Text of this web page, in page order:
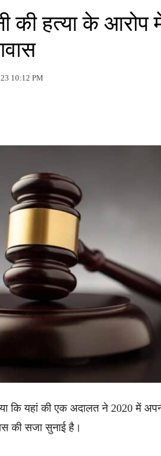
की हत्या के आरोप
10:12 PM
कि यहां की एक अदालत ने 2020 में
की सजा सुनाई है।